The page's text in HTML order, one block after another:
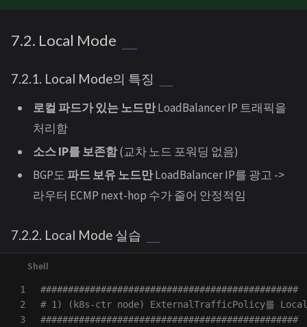
7.2. Local Mode
7.2.1. Local Mode의 특징
로컬 파드가 있는 노드만LoadBalancer IP 트래픽을
처리함
소스 IP를 보존함(교차 노드 포워딩 없음)
BGP도 파드 보유 노드만LoadBalancer IP를 광고 ->
라우터 ECMP next-hop 수가 줄어 안정적임
7.2.2. Local Mode 실습
1
2
3
###############################################
# 1) (k8s-ctr node) ExternalTrafficPolicy를 Local
###############################################